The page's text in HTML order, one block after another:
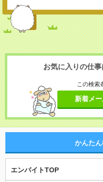
お気に入りの仕
この検索
新着メ
かんた
エンバイトTOP